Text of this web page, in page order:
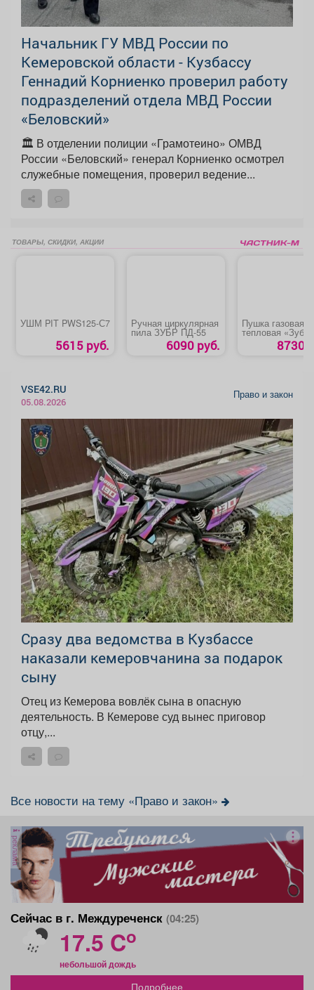
Начальник ГУ МВД России по
Кемеровской области - Кузбассу
Геннадий Корниенко проверил работу
подразделений отдела МВД России
«Беловский»
🏛️ В отделении полиции «Грамотеино» ОМВД
России «Беловский» генерал Корниенко осмотрел
служебные помещения, проверил ведение...
ТОВАРЫ, СКИДКИ, АКЦИИ
УШМ PIT PWS125-С7
5615 руб.
Ручная циркулярная
пила ЗУБР ПД-55
6090 руб.
Пушка газовая
тепловая «Зубр
8730
VSE42.RU
05.08.2026
Право и закон
Сразу два ведомства в Кузбассе
наказали кемеровчанина за подарок
сыну
Отец из Кемерова вовлёк сына в опасную
деятельность. В Кемерове суд вынес приговор
отцу,...
Все новости на тему «Право и закон»
реклама
Сейчас в г. Междуреченск (04:25)
17.5 Co
небольшой дождь
Подробнее